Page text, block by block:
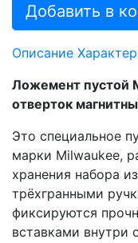
Добавить в
Описание
Ложемент пустой
отверток
Это специальное
марки Milwaukee,
хранения набора
трёхгранными
фиксируются
вставками внутри